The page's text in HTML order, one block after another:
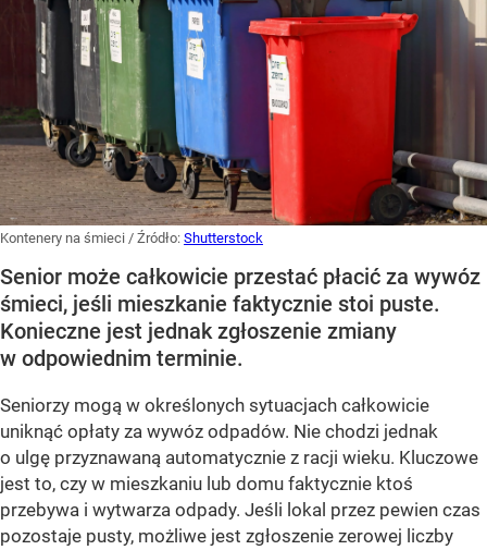
Kontenery na śmieci / Źródło: Shutterstock
Senior może całkowicie przestać płacić za wywóz
śmieci, jeśli mieszkanie faktycznie stoi puste.
Konieczne jest jednak zgłoszenie zmiany
w odpowiednim terminie.
Seniorzy mogą w określonych sytuacjach całkowicie
uniknąć opłaty za wywóz odpadów. Nie chodzi jednak
o ulgę przyznawaną automatycznie z racji wieku. Kluczowe
jest to, czy w mieszkaniu lub domu faktycznie ktoś
przebywa i wytwarza odpady. Jeśli lokal przez pewien czas
pozostaje pusty, możliwe jest zgłoszenie zerowej liczby